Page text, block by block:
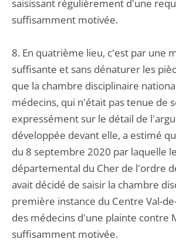
saisissant régulièrement d'une
suffisamment motivée.
8. En quatrième lieu, c'est par une
suffisante et sans dénaturer les
que la chambre disciplinaire
médecins, qui n'était pas tenue de
expressément sur le détail de
développée devant elle, a estimé
du 8 septembre 2020 par laquelle
départemental du Cher de l'ordre
avait décidé de saisir la chambre
première instance du Centre Val-
des médecins d'une plainte contre
suffisamment motivée.